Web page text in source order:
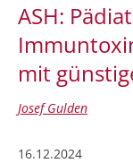
ASH:
mit
Josef Gulden
16.12.2024